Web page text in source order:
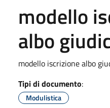
modello
albo
modello iscrizione albo
Tipi di documento:
Modulistica